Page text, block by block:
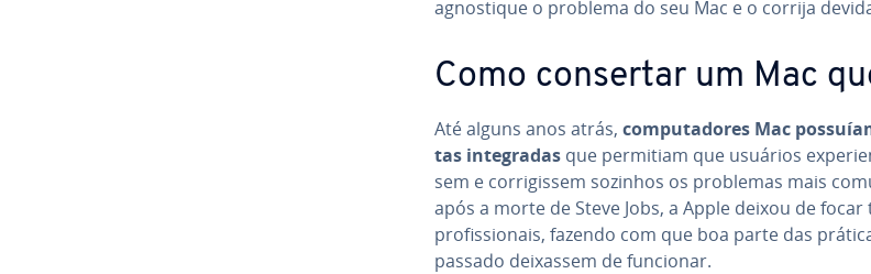
ag­nos­ti­que o problema do seu Mac e o corrija
Como consertar um Mac
Até alguns anos atrás, com­pu­ta­do­res Mac
tas in­te­gra­das que permitiam que usuários
sem e cor­ri­gis­sem sozinhos os problemas mais
após a morte de Steve Jobs, a Apple deixou de
pro­fis­si­o­nais, fazendo com que boa parte das
passado deixassem de funcionar.